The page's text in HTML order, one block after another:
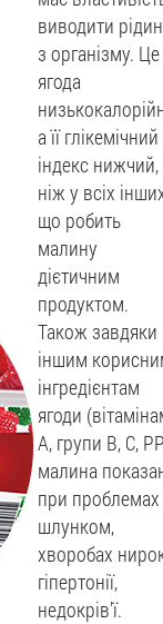
виводити
з організму. Це
ягода
а її глікемічний
індекс нижчий,
ніж у всіх
що робить
малину
дієтичним
продуктом.
Також завдяки
іншим
інгредієнтам
ягоди
А, групи B, С,
малина
при проблемах
шлунком,
хворобах
гіпертонії,
недокрів'ї.